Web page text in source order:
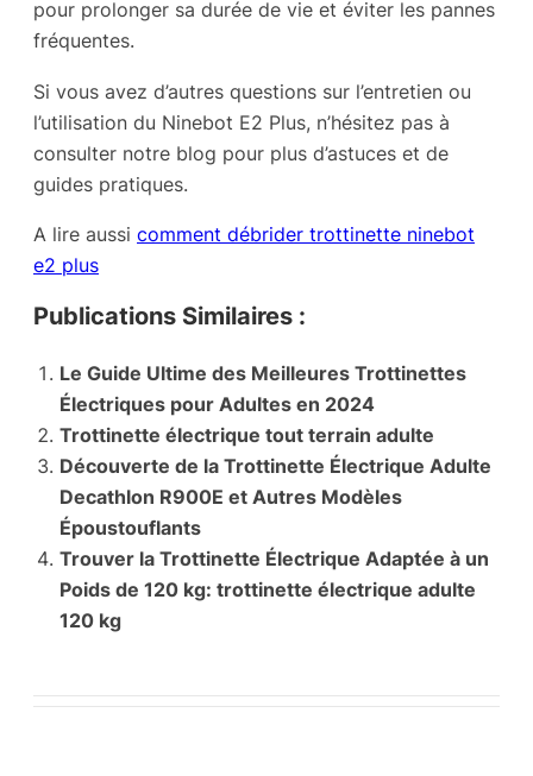
pour prolonger sa durée de vie et éviter les pannes
fréquentes.
Si vous avez d’autres questions sur l’entretien ou
l’utilisation du Ninebot E2 Plus, n’hésitez pas à
consulter notre blog pour plus d’astuces et de
guides pratiques.
A lire aussi comment débrider trottinette ninebot
e2 plus
Publications Similaires :
Le Guide Ultime des Meilleures Trottinettes
Électriques pour Adultes en 2024
Trottinette électrique tout terrain adulte
Découverte de la Trottinette Électrique Adulte
Decathlon R900E et Autres Modèles
Époustouflants
Trouver la Trottinette Électrique Adaptée à un
Poids de 120 kg: trottinette électrique adulte
120 kg